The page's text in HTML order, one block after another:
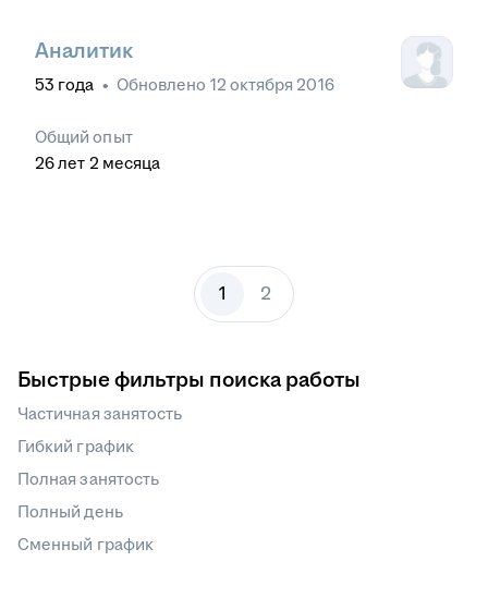
Аналитик
53 года • Обновлено 12 октября 2016
Общий опыт
26лет 2 месяца
1 2
Быстрые фильтры поиска работы
Частичная занятость
Гибкий график
Полная занятость
Полный день
Сменный график